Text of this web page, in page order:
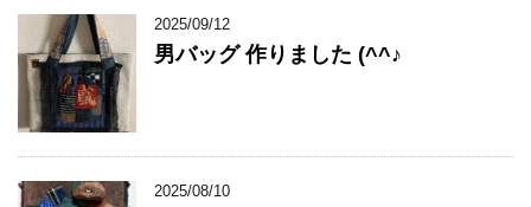
2025/09/12
男バッグ 作りました (^^♪
2025/08/10